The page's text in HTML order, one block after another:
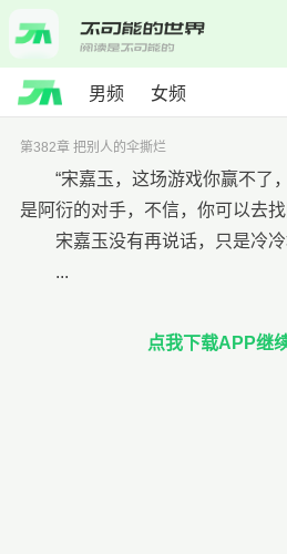
男频 女频
第382章 把别人的伞撕烂
“宋嘉玉，这场游戏你赢不了
是阿衍的对手，不信，你可以去
宋嘉玉没有再说话，只是冷冷
...
点我下载APP继